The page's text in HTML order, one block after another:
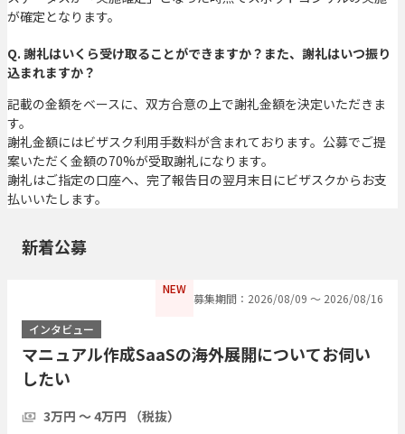
が確定となります。
Q. 謝礼はいくら受け取ることができますか？また、謝礼はいつ振り
込まれますか？
記載の金額をベースに、双方合意の上で謝礼金額を決定いただきま
す。
謝礼金額にはビザスク利用手数料が含まれております。公募でご提
案いただく金額の70%が受取謝礼になります。
謝礼はご指定の口座へ、完了報告日の翌月末日にビザスクからお支
払いいたします。
新着公募
NEW
募集期間：2026/08/09 〜 2026/08/16
インタビュー
マニュアル作成SaaSの海外展開についてお伺い
したい
3万円 〜 4万円 （税抜）